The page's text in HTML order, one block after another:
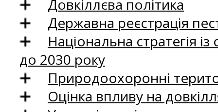
Довкіллєва політика
Державна реєстрація
Національна стратегія
до 2030 року
Природоохоронні
Оцінка впливу на